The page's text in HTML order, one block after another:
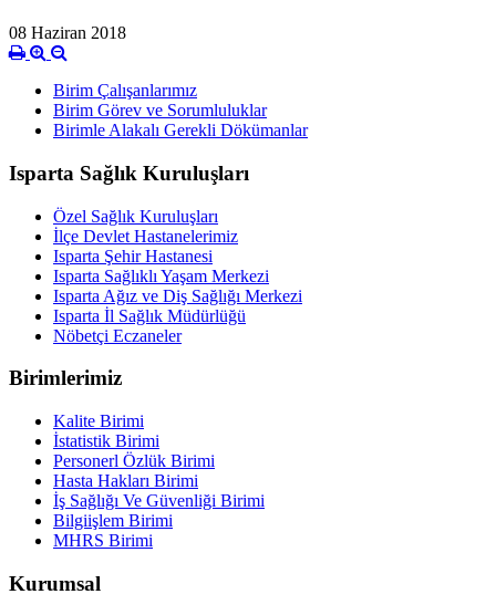
08 Haziran 2018
Birim Çalışanlarımız
Birim Görev ve Sorumluluklar
Birimle Alakalı Gerekli Dökümanlar
Isparta Sağlık Kuruluşları
Özel Sağlık Kuruluşları
İlçe Devlet Hastanelerimiz
Isparta Şehir Hastanesi
Isparta Sağlıklı Yaşam Merkezi
Isparta Ağız ve Diş Sağlığı Merkezi
Isparta İl Sağlık Müdürlüğü
Nöbetçi Eczaneler
Birimlerimiz
Kalite Birimi
İstatistik Birimi
Personerl Özlük Birimi
Hasta Hakları Birimi
İş Sağlığı Ve Güvenliği Birimi
Bilgiişlem Birimi
MHRS Birimi
Kurumsal